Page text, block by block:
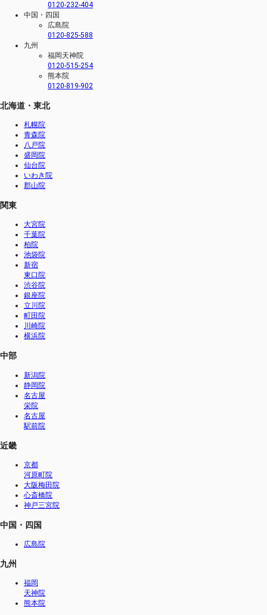
0120-232-404
中国・四国
広島院
0120-825-588
九州
福岡天神院
0120-515-254
熊本院
0120-819-902
北海道・東北
札幌院
青森院
八戸院
盛岡院
仙台院
いわき院
郡山院
関東
大宮院
千葉院
柏院
池袋院
新宿
東口院
渋谷院
銀座院
立川院
町田院
川崎院
横浜院
中部
新潟院
静岡院
名古屋
栄院
名古屋
駅前院
近畿
京都
河原町院
大阪梅田院
心斎橋院
神戸三宮院
中国・四国
広島院
九州
福岡
天神院
熊本院